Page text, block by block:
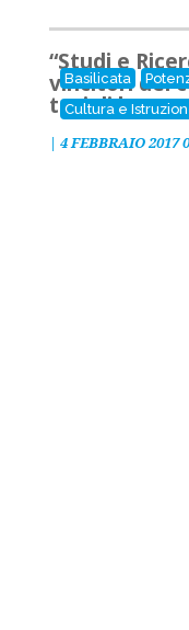
Basilicata
Cultura e
“Studi e
vincitori del
tesi di laurea
| 4 FEBBRAIO 2017